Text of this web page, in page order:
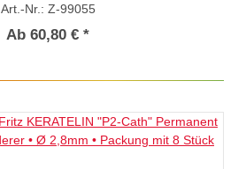
Art.-Nr.: Z-99055
Ab 60,80 € *